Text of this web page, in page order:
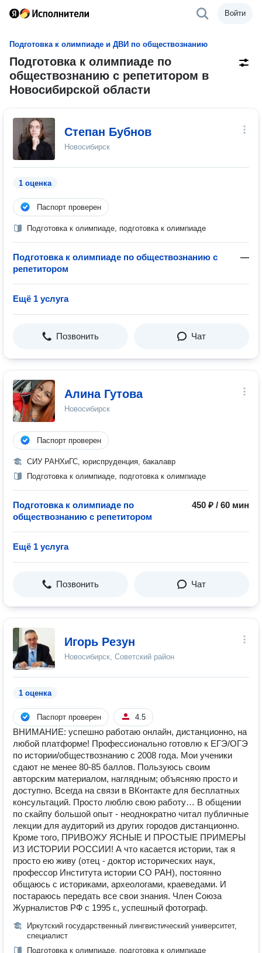
Войти
Подготовка к олимпиаде и ДВИ по обществознанию
Подготовка к олимпиаде по
обществознанию с репетитором в
Новосибирской области
Степан Бубнов
Новосибирск
1 оценка
Паспорт проверен
Подготовка к олимпиаде, подготовка к олимпиаде
Подготовка к олимпиаде по обществознанию с
репетитором
—
Ещё 1 услуга
Позвонить Чат
Алина Гутова
Новосибирск
Паспорт проверен
СИУ РАНХиГС, юриспруденция, бакалавр
Подготовка к олимпиаде, подготовка к олимпиаде
Подготовка к олимпиаде по
обществознанию с репетитором
450 ₽ / 60 мин
Ещё 1 услуга
Позвонить Чат
Игорь Резун
Новосибирск, Советский район
1 оценка
Паспорт проверен 4.5
ВНИМАНИЕ: успешно работаю онлайн, дистанционно, на
любой платформе! Профессионально готовлю к ЕГЭ/ОГЭ
по истории/обществознанию с 2008 года. Мои ученики
сдают не менее 80-85 баллов. Пользуюсь своим
авторским материалом, наглядным; объясняю просто и
доступно. Всегда на связи в ВКонтакте для бесплатных
консультаций. Просто люблю свою работу… В общении
по скайпу большой опыт - неоднократно читал публичные
лекции для аудиторий из других городов дистанционно.
Кроме того, ПРИВОЖУ ЯСНЫЕ И ПРОСТЫЕ ПРИМЕРЫ
ИЗ ИСТОРИИ РОССИИ! А что касается истории, так я
просто ею живу (отец - доктор исторических наук,
профессор Института истории СО РАН), постоянно
общаюсь с историками, археологами, краеведами. И
постараюсь передать все свои знания. Член Союза
Журналистов РФ с 1995 г., успешный фотограф.
Иркутский государственный лингвистический университет,
специалист
Подготовка к олимпиаде, подготовка к олимпиаде